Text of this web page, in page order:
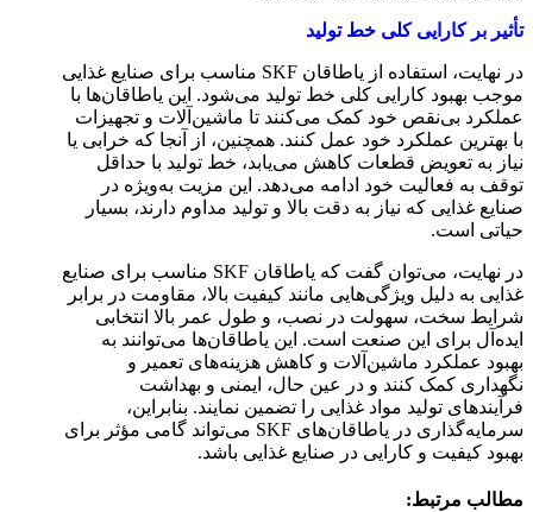
تأثیر بر کارایی کلی خط تولید
در نهایت، استفاده از یاطاقان SKF مناسب برای صنایع غذایی
موجب بهبود کارایی کلی خط تولید می‌شود. این یاطاقان‌ها با
عملکرد بی‌نقص خود کمک می‌کنند تا ماشین‌آلات و تجهیزات
با بهترین عملکرد خود عمل کنند. همچنین، از آنجا که خرابی یا
نیاز به تعویض قطعات کاهش می‌یابد، خط تولید با حداقل
توقف به فعالیت خود ادامه می‌دهد. این مزیت به‌ویژه در
صنایع غذایی که نیاز به دقت بالا و تولید مداوم دارند، بسیار
حیاتی است.
در نهایت، می‌توان گفت که یاطاقان SKF مناسب برای صنایع
غذایی به دلیل ویژگی‌هایی مانند کیفیت بالا، مقاومت در برابر
شرایط سخت، سهولت در نصب، و طول عمر بالا انتخابی
ایده‌آل برای این صنعت است. این یاطاقان‌ها می‌توانند به
بهبود عملکرد ماشین‌آلات و کاهش هزینه‌های تعمیر و
نگهداری کمک کنند و در عین حال، ایمنی و بهداشت
فرآیندهای تولید مواد غذایی را تضمین نمایند. بنابراین،
سرمایه‌گذاری در یاطاقان‌های SKF می‌تواند گامی مؤثر برای
بهبود کیفیت و کارایی در صنایع غذایی باشد.
مطالب مرتبط: